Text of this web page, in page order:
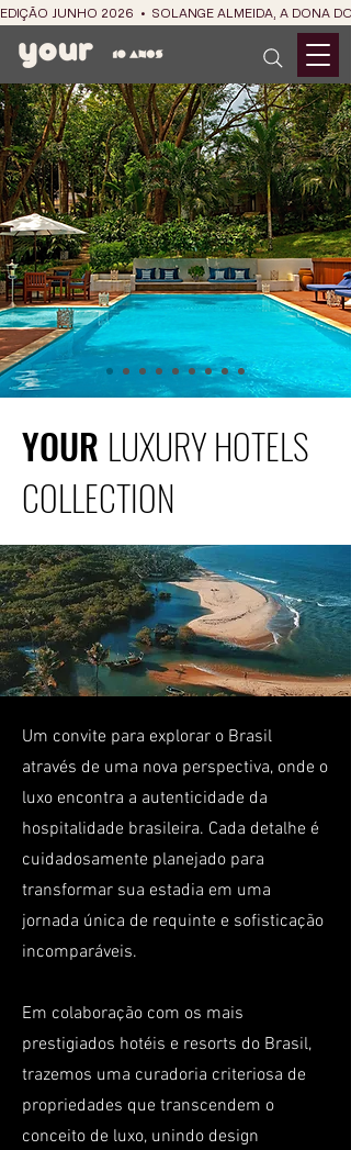
EDIÇÃO JUNHO 2026  •  SOLANGE ALMEIDA, A DONA
YOUR LUXURY HOTELS
COLLECTION
Um convite para explorar o Brasil
através de uma nova perspectiva, onde o
luxo encontra a autenticidade da
hospitalidade brasileira. Cada detalhe é
cuidadosamente planejado para
transformar sua estadia em uma
jornada única de requinte e sofisticação
incomparáveis.
Em colaboração com os mais
prestigiados hotéis e resorts do Brasil,
trazemos uma curadoria criteriosa de
propriedades que transcendem o
conceito de luxo, unindo design